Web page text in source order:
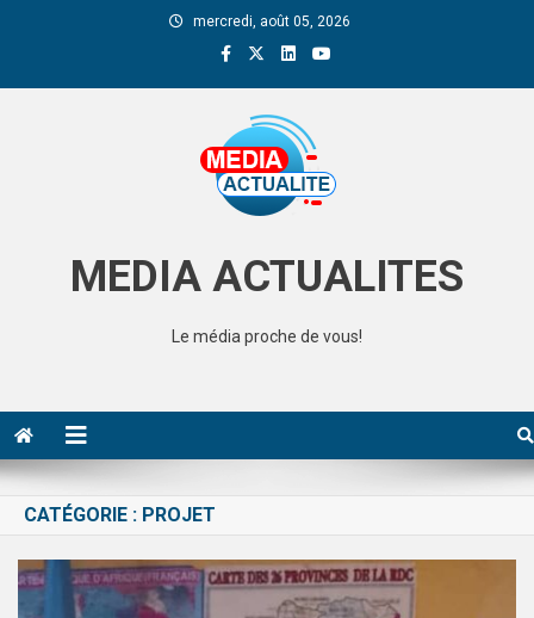
mercredi, août 05, 2026
MEDIA ACTUALITES
Le média proche de vous!
CATÉGORIE : PROJET